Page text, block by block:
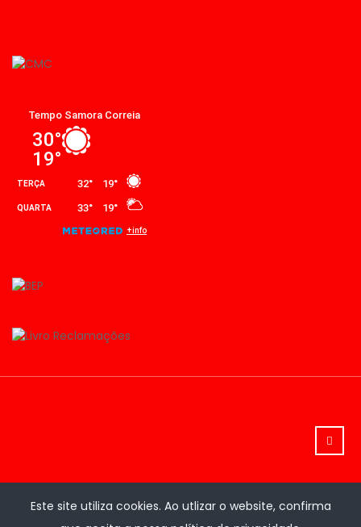
Este site utiliza cookies. Ao utlizar o website, confirma